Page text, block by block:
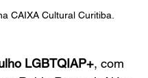
CAIXA Cultural Curitiba.
LGBTQIAP+, com